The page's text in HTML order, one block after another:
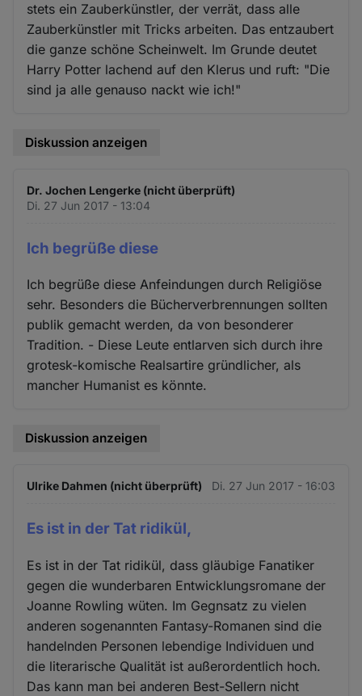
stets ein Zauberkünstler, der verrät, dass alle
Zauberkünstler mit Tricks arbeiten. Das entzaubert
die ganze schöne Scheinwelt. Im Grunde deutet
Harry Potter lachend auf den Klerus und ruft: "Die
sind ja alle genauso nackt wie ich!"
Diskussion anzeigen
Dr. Jochen Lengerke (nicht überprüft)
Di. 27 Jun 2017 - 13:04
Ich begrüße diese
Ich begrüße diese Anfeindungen durch Religiöse
sehr. Besonders die Bücherverbrennungen sollten
publik gemacht werden, da von besonderer
Tradition. - Diese Leute entlarven sich durch ihre
grotesk-komische Realsartire gründlicher, als
mancher Humanist es könnte.
Diskussion anzeigen
Ulrike Dahmen (nicht überprüft) Di. 27 Jun 2017 - 16:03
Es ist in der Tat ridikül,
Es ist in der Tat ridikül, dass gläubige Fanatiker
gegen die wunderbaren Entwicklungsromane der
Joanne Rowling wüten. Im Gegnsatz zu vielen
anderen sogenannten Fantasy-Romanen sind die
handelnden Personen lebendige Individuen und
die literarische Qualität ist außerordentlich hoch.
Das kann man bei anderen Best-Sellern nicht